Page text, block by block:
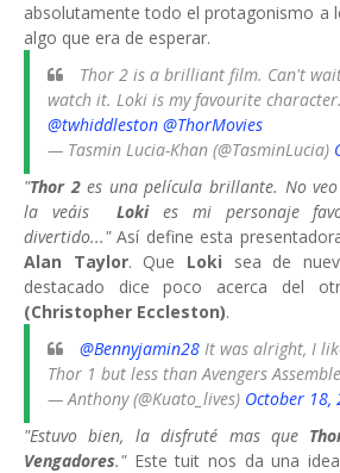
absolutamente todo el protagonismo a
algo que era de esperar.
Thor 2 is a brilliant film. Can't
watch it. Loki is my favourite
@twhiddleston @ThorMovies
— Tasmin Lucia-Khan (@TasminLucia)
"Thor 2es una película brillante. No
la veáisLokies mi personaje
divertido..."Así define esta
Alan Taylor. Que Loki sea de
destacado dice poco acerca del
(Christopher Eccleston).
@Bennyjamin28 It was alright, I
Thor 1 but less than Avengers
— Anthony (@Kuato_lives) October 18,
"Estuvo bien, la disfruté mas que
Vengadores."Este tuit nos da una